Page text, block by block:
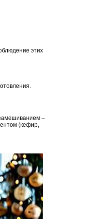
этих
–
(кефир,